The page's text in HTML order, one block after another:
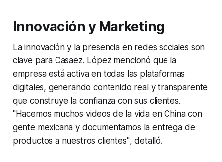
Innovación y Marketing
La innovación y la presencia en redes sociales son
clave para Casaez. López mencionó que la
empresa está activa en todas las plataformas
digitales, generando contenido real y transparente
que construye la confianza con sus clientes.
"Hacemos muchos videos de la vida en China con
gente mexicana y documentamos la entrega de
productos a nuestros clientes", detalló.